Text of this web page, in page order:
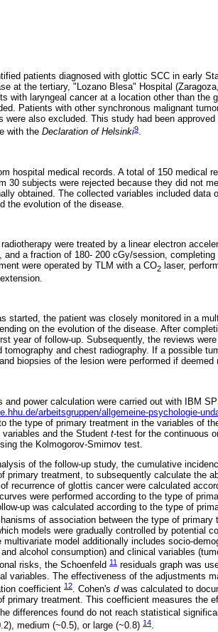
patients diagnosed with glottic SCC in early
at the tertiary, "Lozano Blesa" Hospital
with laryngeal cancer at a location other than
Patients with other synchronous malignant
were also excluded. This study had been approved
with the Declaration of Helsinki9.
hospital medical records. A total of 150 medical
30 subjects were rejected because they did not
obtained. The collected variables included data
the evolution of the disease.
were treated by a linear electron
and a fraction of 180- 200 cGy/session,
were operated by TLM with a CO2 laser,
started, the patient was closely monitored in a
on the evolution of the disease. After
year of follow-up. Subsequently, the reviews
tomography and chest radiography. If a possible
biopsies of the lesion were performed if deemed
power calculation were carried out with IBM
arbeitsgruppen/allgemeine-psychologie-
the type of primary treatment in the variables of
and the Student t-test for the continuous
the Kolmogorov-Smirnov test.
of the follow-up study, the cumulative
primary treatment, to subsequently calculate the
recurrence of glottis cancer were calculated
were performed according to the type of
up was calculated according to the type of
of association between the type of
models were gradually controlled by potential
model additionally includes socio-
alcohol consumption) and clinical variables
risks, the Schoenfeld 11 residuals graph was
variables. The effectiveness of the adjustments
coefficient 12. Cohen's dwas calculated to
primary treatment. This coefficient measures the
differences found do not reach statistical
medium (~0.5), or large (~0.8) 14.